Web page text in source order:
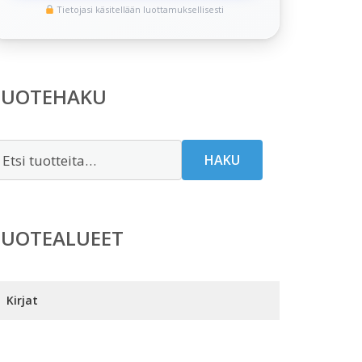
Tietojasi käsitellään luottamuksellisesti
HAKU
Kirjat